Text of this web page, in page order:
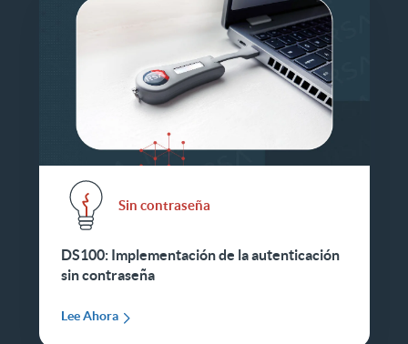
Sin contraseña
DS100: Implementación de la autenticación
sin contraseña
Lee Ahora